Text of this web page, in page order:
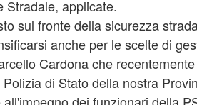
Stradale, applicate.
sul fronte della sicurezza
anche per le scelte di
Cardona che
di Stato della nostra